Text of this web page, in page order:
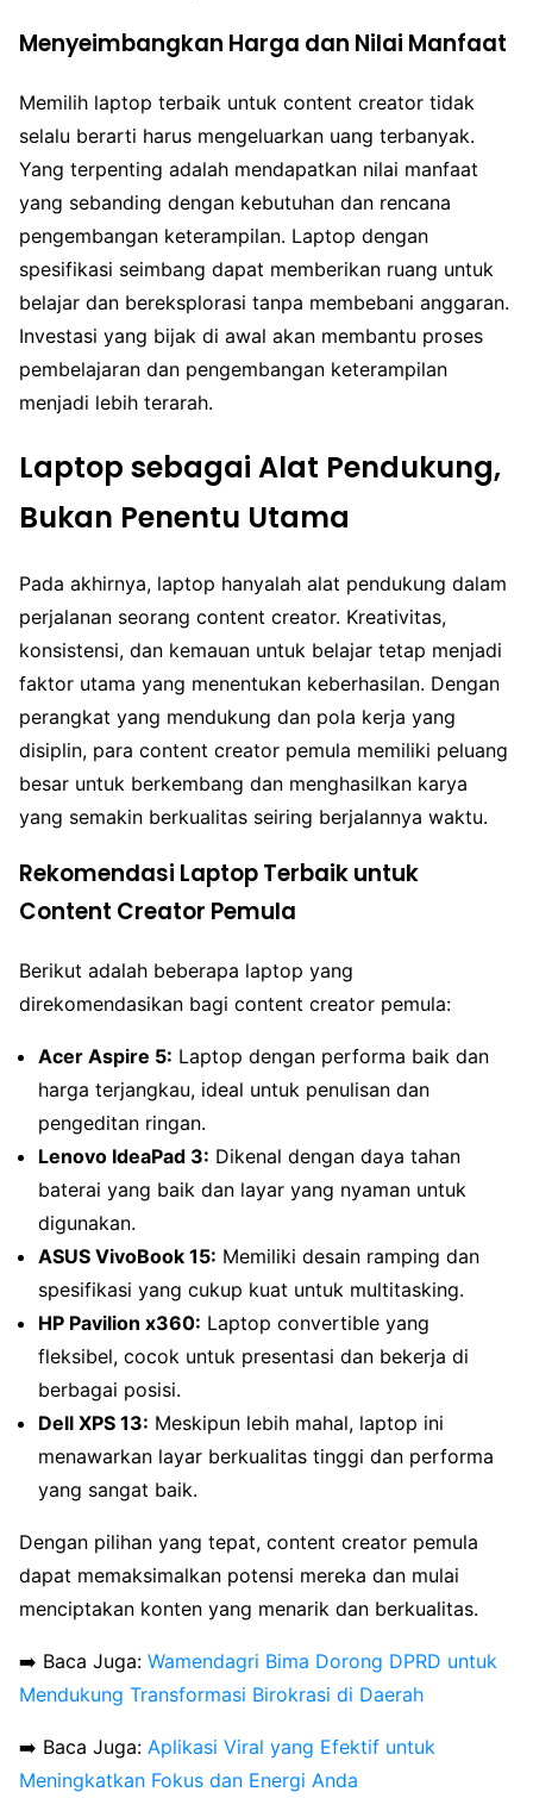
Menyeimbangkan Harga dan Nilai Manfaat
Memilih laptop terbaik untuk content creator tidak
selalu berarti harus mengeluarkan uang terbanyak.
Yang terpenting adalah mendapatkan nilai manfaat
yang sebanding dengan kebutuhan dan rencana
pengembangan keterampilan. Laptop dengan
spesifikasi seimbang dapat memberikan ruang untuk
belajar dan bereksplorasi tanpa membebani anggaran.
Investasi yang bijak di awal akan membantu proses
pembelajaran dan pengembangan keterampilan
menjadi lebih terarah.
Laptop sebagai Alat Pendukung,
Bukan Penentu Utama
Pada akhirnya, laptop hanyalah alat pendukung dalam
perjalanan seorang content creator. Kreativitas,
konsistensi, dan kemauan untuk belajar tetap menjadi
faktor utama yang menentukan keberhasilan. Dengan
perangkat yang mendukung dan pola kerja yang
disiplin, para content creator pemula memiliki peluang
besar untuk berkembang dan menghasilkan karya
yang semakin berkualitas seiring berjalannya waktu.
Rekomendasi Laptop Terbaik untuk
Content Creator Pemula
Berikut adalah beberapa laptop yang
direkomendasikan bagi content creator pemula:
Acer Aspire 5: Laptop dengan performa baik dan
harga terjangkau, ideal untuk penulisan dan
pengeditan ringan.
Lenovo IdeaPad 3: Dikenal dengan daya tahan
baterai yang baik dan layar yang nyaman untuk
digunakan.
ASUS VivoBook 15: Memiliki desain ramping dan
spesifikasi yang cukup kuat untuk multitasking.
HP Pavilion x360: Laptop convertible yang
fleksibel, cocok untuk presentasi dan bekerja di
berbagai posisi.
Dell XPS 13: Meskipun lebih mahal, laptop ini
menawarkan layar berkualitas tinggi dan performa
yang sangat baik.
Dengan pilihan yang tepat, content creator pemula
dapat memaksimalkan potensi mereka dan mulai
menciptakan konten yang menarik dan berkualitas.
➡️ Baca Juga: Wamendagri Bima Dorong DPRD untuk
Mendukung Transformasi Birokrasi di Daerah
➡️ Baca Juga: Aplikasi Viral yang Efektif untuk
Meningkatkan Fokus dan Energi Anda